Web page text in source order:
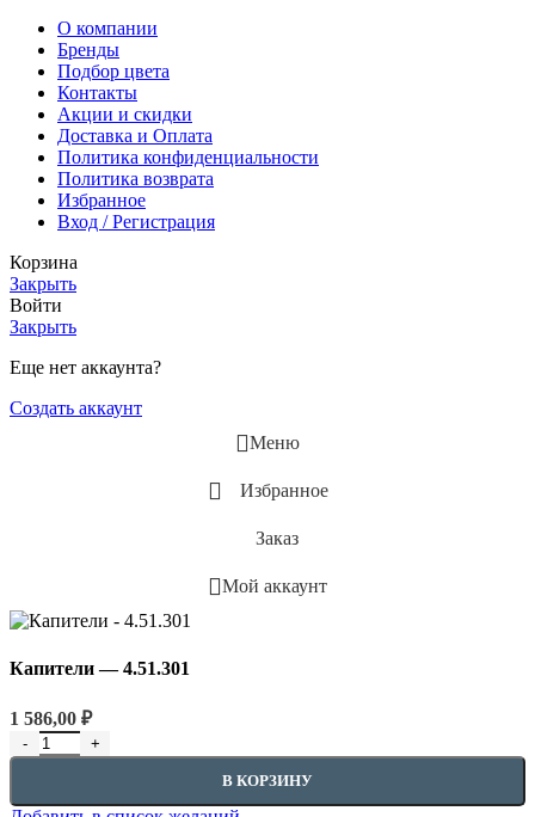
О компании
Бренды
Подбор цвета
Контакты
Акции и скидки
Доставка и Оплата
Политика конфиденциальности
Политика возврата
Избранное
Вход / Регистрация
Корзина
Закрыть
Войти
Закрыть
Еще нет аккаунта?
Создать аккаунт
Меню
Избранное
Заказ
Мой аккаунт
Капители — 4.51.301
1 586,00 ₽
Количество товара Капители - 4.51.301
В КОРЗИНУ